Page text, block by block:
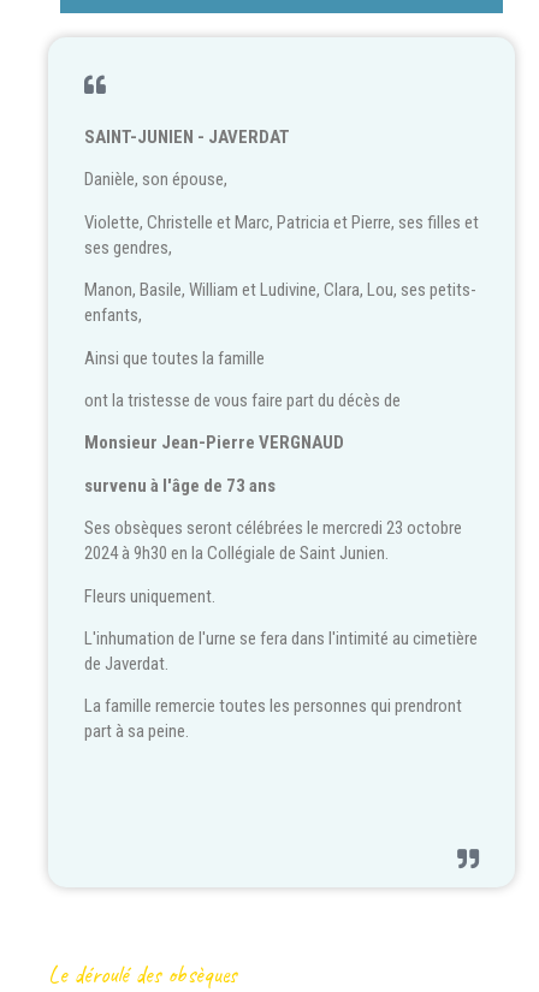
SAINT-JUNIEN - JAVERDAT
Danièle, son épouse,
Violette, Christelle et Marc, Patricia et Pierre, ses filles et
ses gendres,
Manon, Basile, William et Ludivine, Clara, Lou, ses petits-
enfants,
Ainsi que toutes la famille
ont la tristesse de vous faire part du décès de
Monsieur Jean-Pierre VERGNAUD
survenu à l'âge de 73 ans
Ses obsèques seront célébrées le mercredi 23 octobre
2024 à 9h30 en la Collégiale de Saint Junien.
Fleurs uniquement.
L'inhumation de l'urne se fera dans l'intimité au cimetière
de Javerdat.
La famille remercie toutes les personnes qui prendront
part à sa peine.
Le déroulé des obsèques